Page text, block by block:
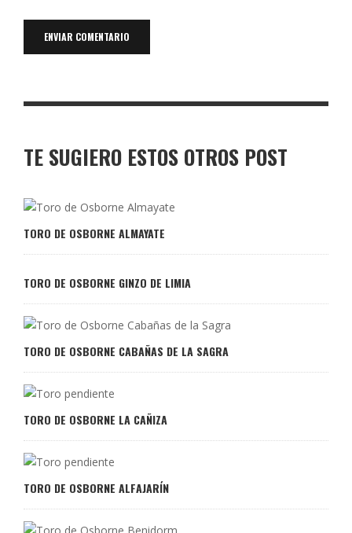
TE SUGIERO ESTOS OTROS POST
TORO DE OSBORNE ALMAYATE
TORO DE OSBORNE GINZO DE LIMIA
TORO DE OSBORNE CABAÑAS DE LA SAGRA
TORO DE OSBORNE LA CAÑIZA
TORO DE OSBORNE ALFAJARÍN